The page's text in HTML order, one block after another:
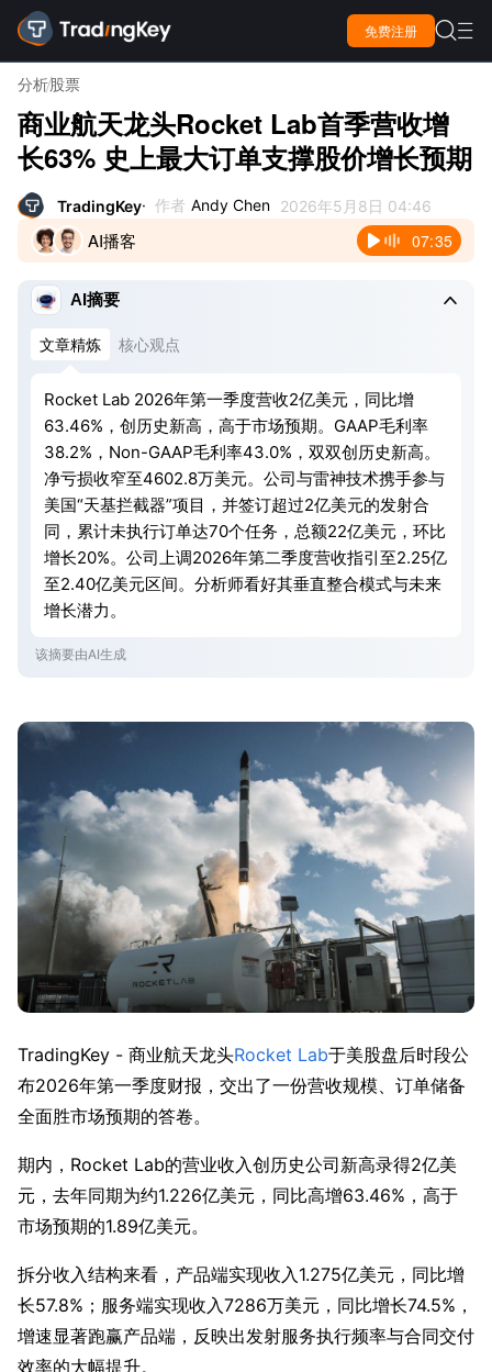
免费注册  
分析股票
商业航天龙头Rocket Lab首季营收增
长63% 史上最大订单支撑股价增长预期
TradingKey 作者 Andy Chen 2026年5月8日 04:46
AI播客 07:35
AI摘要 
文章精炼 核心观点
Rocket Lab 2026年第一季度营收2亿美元，同比增
63.46%，创历史新高，高于市场预期。GAAP毛利率
38.2%，Non-GAAP毛利率43.0%，双双创历史新高。
净亏损收窄至4602.8万美元。公司与雷神技术携手参与
美国“天基拦截器”项目，并签订超过2亿美元的发射合
同，累计未执行订单达70个任务，总额22亿美元，环比
增长20%。公司上调2026年第二季度营收指引至2.25亿
至2.40亿美元区间。分析师看好其垂直整合模式与未来
增长潜力。
该摘要由AI生成
TradingKey - 商业航天龙头Rocket Lab于美股盘后时段公
布2026年第一季度财报，交出了一份营收规模、订单储备
全面胜市场预期的答卷。
期内，Rocket Lab的营业收入创历史公司新高录得2亿美
元，去年同期为约1.226亿美元，同比高增63.46%，高于
市场预期的1.89亿美元。
拆分收入结构来看，产品端实现收入1.275亿美元，同比增
长57.8%；服务端实现收入7286万美元，同比增长74.5%，
增速显著跑赢产品端，反映出发射服务执行频率与合同交付
效率的大幅提升。